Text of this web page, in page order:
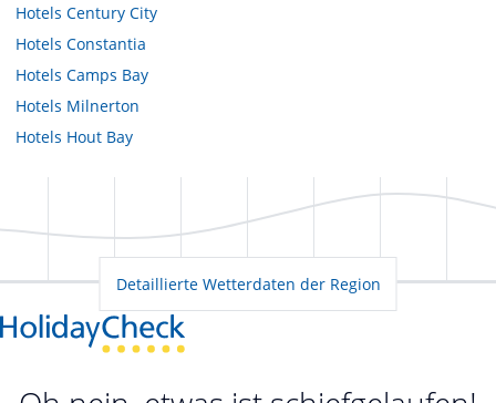
Hotels Century City
Hotels Constantia
Hotels Camps Bay
Hotels Milnerton
Hotels Hout Bay
Detaillierte Wetterdaten der Region